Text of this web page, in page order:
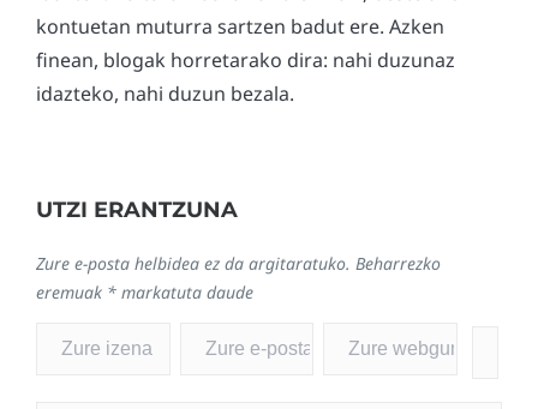
kontuetan muturra sartzen badut ere. Azken
finean, blogak horretarako dira: nahi duzunaz
idazteko, nahi duzun bezala.
UTZI ERANTZUNA
Zure e-posta helbidea ez da argitaratuko. Beharrezko
eremuak * markatuta daude